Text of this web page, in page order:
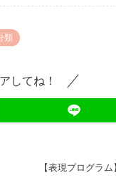
類
してね！
【表現プログラ